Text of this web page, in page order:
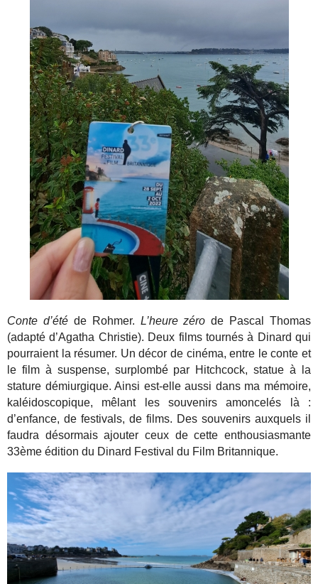
Conte d’étéde Rohmer. L’heure zéro de Pascal Thomas
(adapté d’Agatha Christie). Deux films tournés à Dinard qui
pourraient la résumer. Un décor de cinéma, entre le conte et
le film à suspense, surplombé par Hitchcock, statue à la
stature démiurgique. Ainsi est-elle aussi dans ma mémoire,
kaléidoscopique, mêlant les souvenirs amoncelés là :
d’enfance, de festivals, de films. Des souvenirs auxquels il
faudra désormais ajouter ceux de cette enthousiasmante
33ème édition du Dinard Festival du Film Britannique.